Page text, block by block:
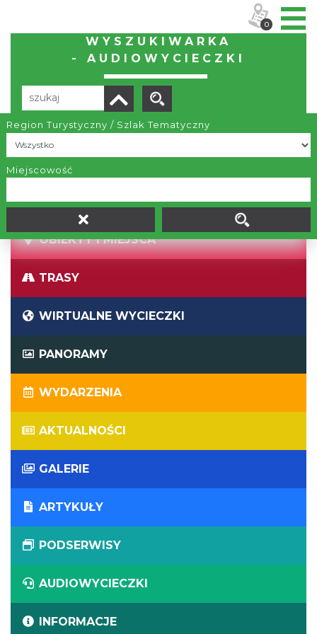
WYSZUKIWARKA
- AUDIOWYCIECZKI
Region Turystyczny / Szlak Tematyczny
MiejscowośćBrak wyników
OBIEKTY I MIEJSCA
TRASY
WIRTUALNE WYCIECZKI
PANORAMY
WYDARZENIA
AKTUALNOŚCI
GALERIE
ARTYKUŁY
PODSERWISY
AUDIOWYCIECZKI
INFORMACJE
0